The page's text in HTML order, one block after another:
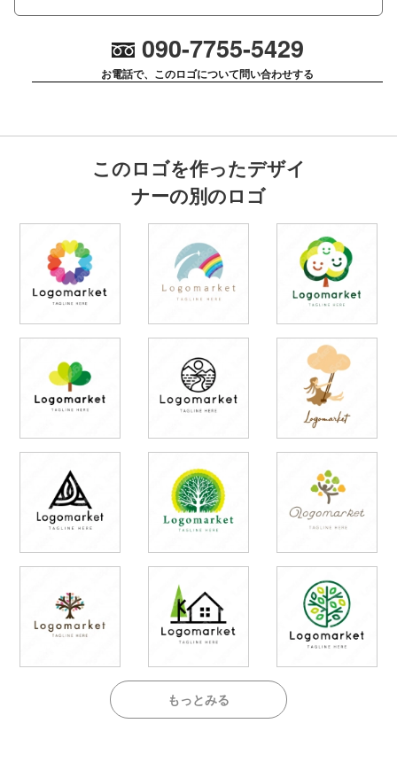
090-7755-5429
お電話で、このロゴについて問い合わせする
このロゴを作ったデザイ
ナーの別のロゴ
もっとみる